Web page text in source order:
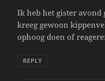
Ik heb het gister avond
kreeg gewoon
ophoog doen of
REPLY